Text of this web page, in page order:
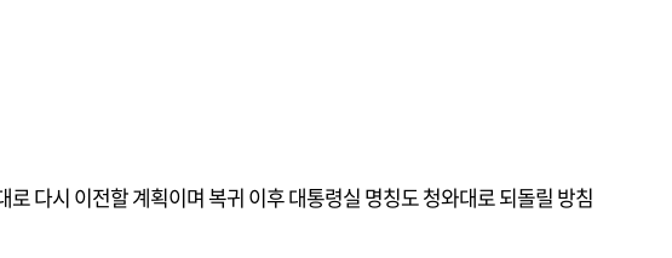
다시 이전할 계획이며 복귀 이후 대통령실 명칭도 청와대로 되돌릴 방침